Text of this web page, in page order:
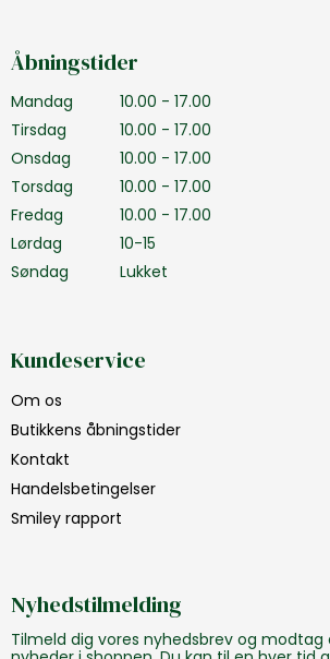
Åbningstider
Mandag
10.00 - 17.00
Tirsdag
10.00 - 17.00
Onsdag
10.00 - 17.00
Torsdag
10.00 - 17.00
Fredag
10.00 - 17.00
Lørdag
10-15
Søndag
Lukket
Kundeservice
Om os
Butikkens åbningstider
Kontakt
Handelsbetingelser
Smiley rapport
Nyhedstilmelding
Tilmeld dig vores nyhedsbrev og modtag